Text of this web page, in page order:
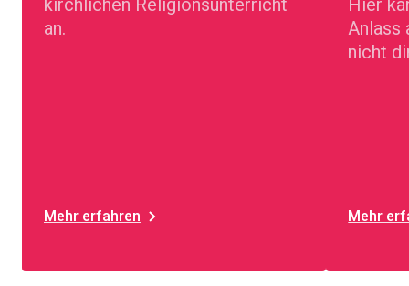
an.
Mehr erfahren
Anlass
nicht
Mehr